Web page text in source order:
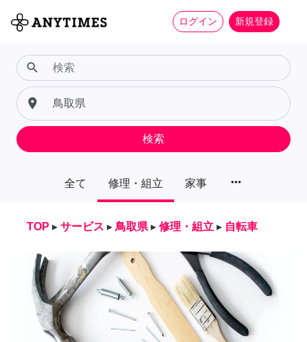
ログイン 新規登録
全て 修理・組立 家事 more_horiz
search
place
検索
TOP ▸ サービス ▸ 鳥取県 ▸ 修理・組立 ▸ 自転車